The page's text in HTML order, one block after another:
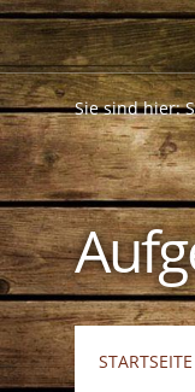
Sie sind hier:
STARTSEITE